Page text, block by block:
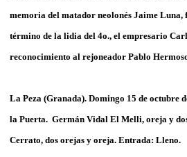
memoria del matador neolonés Jaime Luna,
término de la lidia del 4o., el empresario
reconocimiento al rejoneador Pablo
La Peza (Granada). Domingo 15 de octubre
la Puerta. Germán Vidal El Melli, oreja y
Cerrato, dos orejas y oreja. Entrada: Lleno.